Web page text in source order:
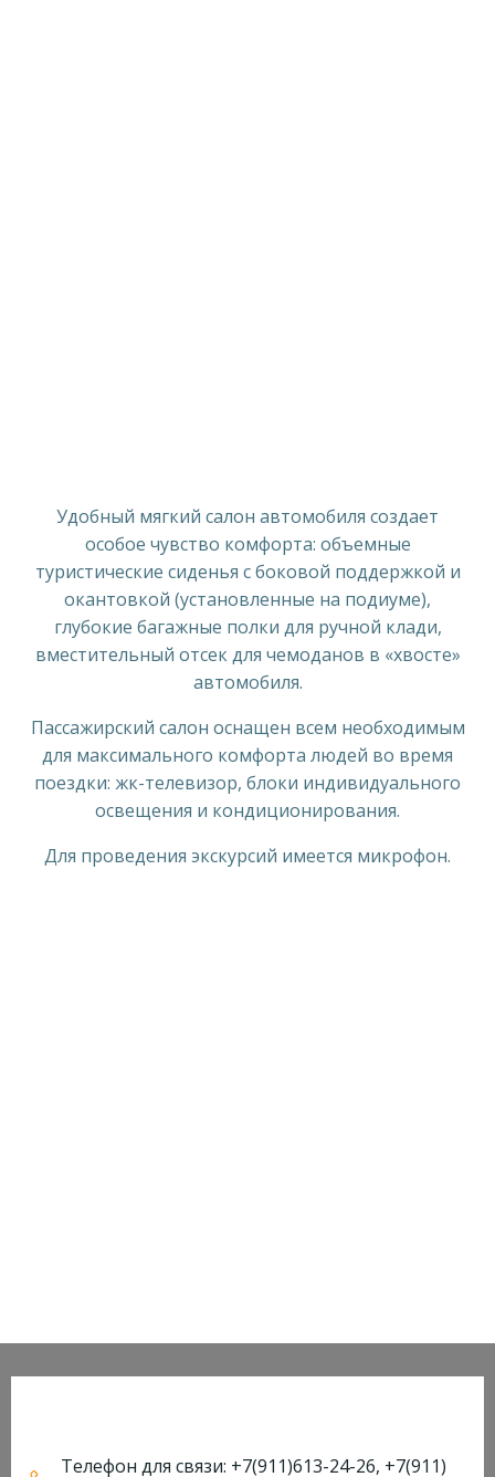
Удобный мягкий салон автомобиля создает
особое чувство комфорта: объемные
туристические сиденья с боковой поддержкой и
окантовкой (установленные на подиуме),
глубокие багажные полки для ручной клади,
вместительный отсек для чемоданов в «хвосте»
автомобиля.
Пассажирский салон оснащен всем необходимым
для максимального комфорта людей во время
поездки: жк-телевизор, блоки индивидуального
освещения и кондиционирования.
Для проведения экскурсий имеется микрофон.
Телефон для связи: +7(911)613-24-26, +7(911)